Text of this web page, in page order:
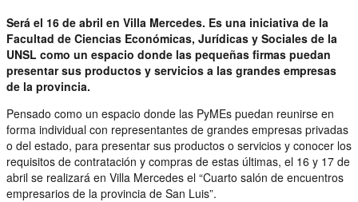
Será el 16 de abril en Villa Mercedes. Es una iniciativa de la
Facultad de Ciencias Económicas, Jurídicas y Sociales de la
UNSL como un espacio donde las pequeñas firmas puedan
presentar sus productos y servicios a las grandes empresas
de la provincia.
Pensado como un espacio donde las PyMEs puedan reunirse en
forma individual con representantes de grandes empresas privadas
o del estado, para presentar sus productos o servicios y conocer los
requisitos de contratación y compras de estas últimas, el 16 y 17 de
abril se realizará en Villa Mercedes el “Cuarto salón de encuentros
empresarios de la provincia de San Luis”.